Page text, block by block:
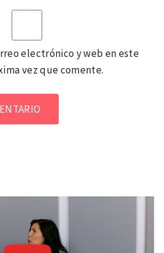
electrónico y web en este
vez que comente.